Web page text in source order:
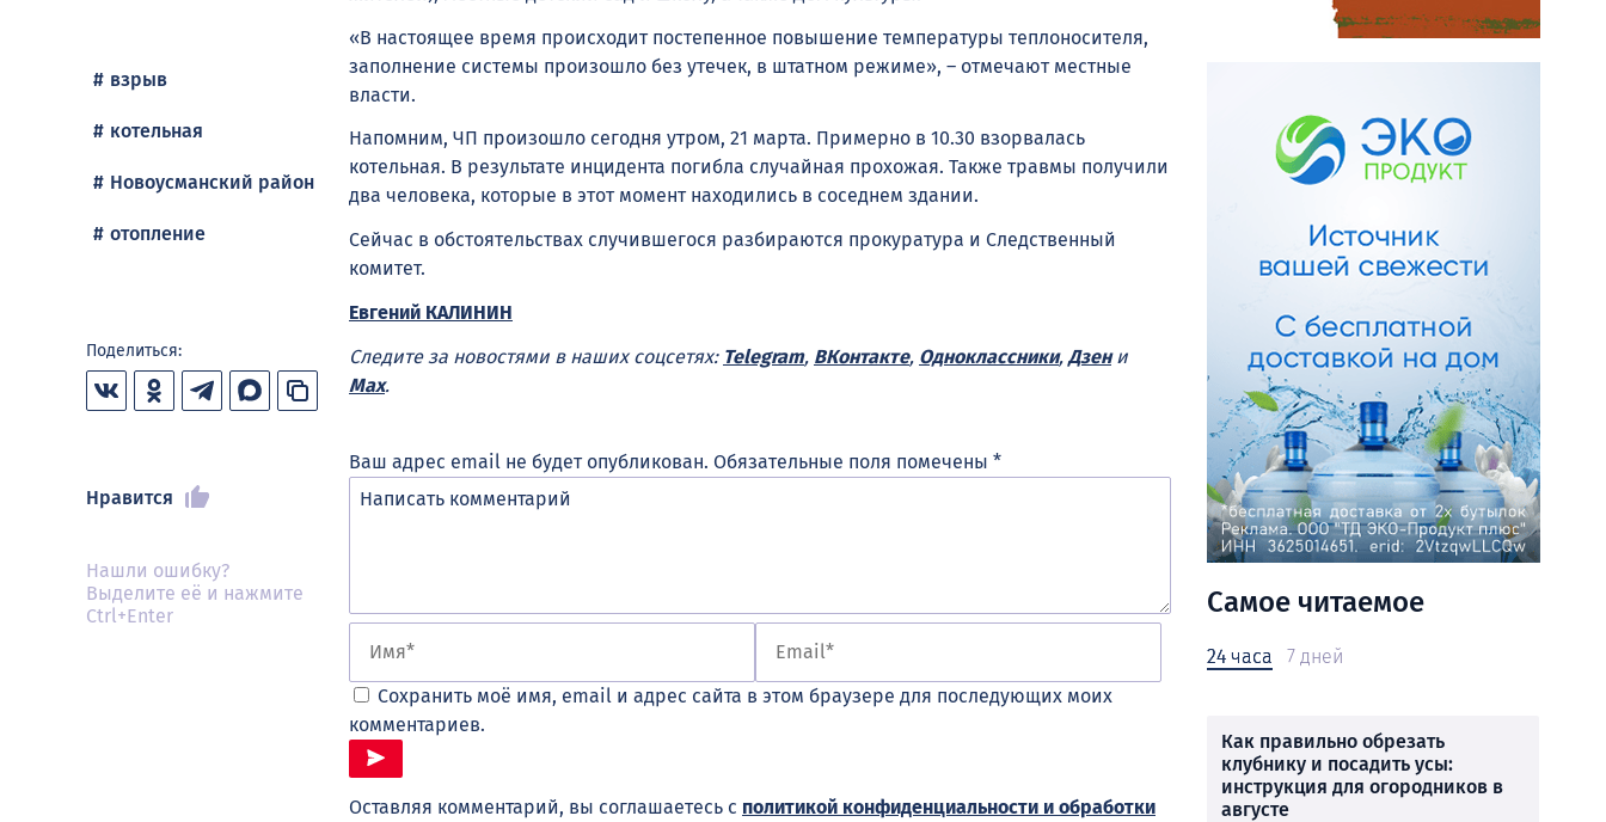
взрыв
котельная
Новоусманский район
отопление
Поделиться:
Нравится
Нашли ошибку?
Выделите её и нажмите
Ctrl+Enter
«В настоящее время происходит постепенное повышение температуры теплоносителя,
заполнение системы произошло без утечек, в штатном режиме», – отмечают местные
власти.
Напомним, ЧП произошло сегодня утром, 21 марта. Примерно в 10.30 взорвалась
котельная. В результате инцидента погибла случайная прохожая. Также травмы получили
два человека, которые в этот момент находились в соседнем здании.
Сейчас в обстоятельствах случившегося разбираются прокуратура и Следственный
комитет.
Евгений КАЛИНИН
Следите за новостями в наших соцсетях: Telegram, ВКонтакте, Одноклассники, Дзени
Max.
Ваш адрес email не будет опубликован. Обязательные поля помечены *
Сохранить моё имя, email и адрес сайта в этом браузере для последующих моих
комментариев.
Оставляя комментарий, вы соглашаетесь с политикой конфиденциальности и обработки
Самое читаемое
24 часа 7 дней
Как правильно обрезать
клубнику и посадить усы:
инструкция для огородников в
августе